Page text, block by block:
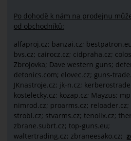
Po dohodě k nám na prodejnu
od obchodníků:
alfaproj.cz; banzai.cz;
bvs.cz; cairocz.cz; cidpraha.cz;
Zbrojovka; Dave western guns;
detonics.com; elovec.cz; guns-
JKnastroje.cz; jk-n.cz;
kostelecky.cz; kozap.cz; Mayzus;
nimrod.cz; proarms.cz;
strobl.cz; stvarms.cz; tenolix.cz;
zbrane.subrt.cz; top-guns.eu;
waltertrading.cz; zbraneesako.cz;